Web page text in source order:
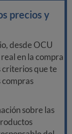
precios y
desde OCU
en la compra
criterios que te
compras
sobre las